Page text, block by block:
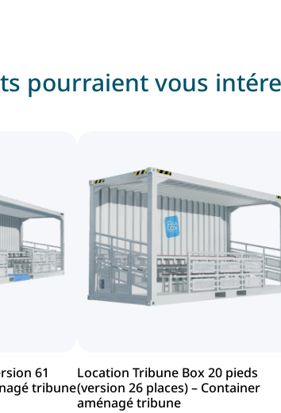
pourraient vous
61
tribune
Location Tribune Box 20 pieds
(version 26 places) – Container
aménagé tribune